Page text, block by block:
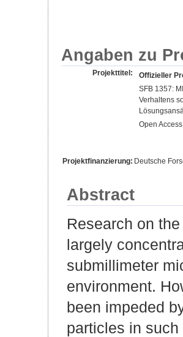
Angaben zu
Projekttitel:
Offizieller
SFB 1357:
Verhaltens
Open
Projektfinanzierung: Deutsche
Abstract
Research on
largely
submillimeter
environment.
been impeded
particles in